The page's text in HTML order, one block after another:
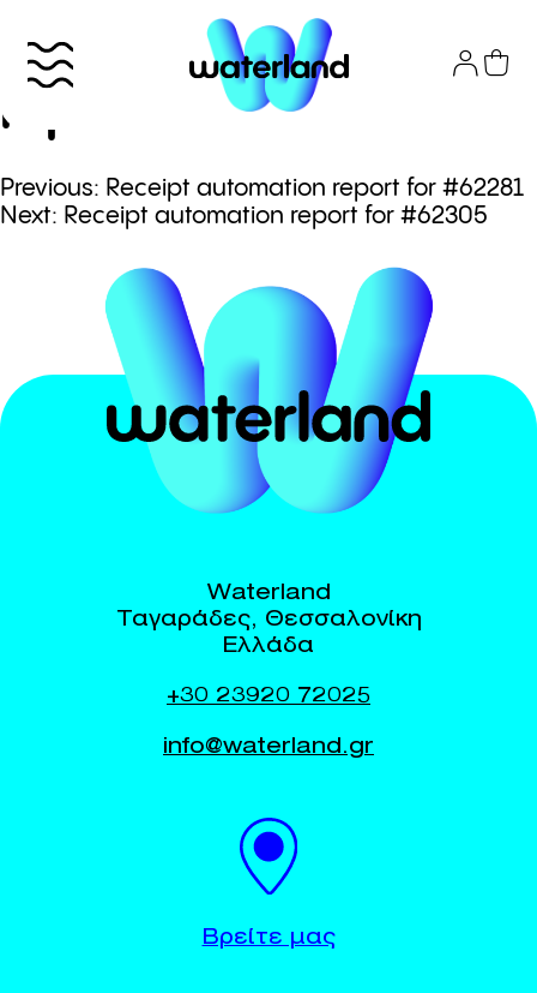
content
+30 23920 72025
Το πάρκο
Attractions
Εισιτήρια
Receipt automation
report for #62310
Πλοήγηση
άρθρων
Previous: Receipt automation report for #62281
Next: Receipt automation report for #62305
Waterland
Ταγαράδες, Θεσσαλονίκη
Ελλάδα
+30 23920 72025
info@waterland.gr
Βρείτε μας